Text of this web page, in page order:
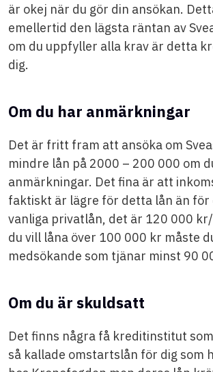
är okej när du gör din ansökan.
emellertid den lägsta räntan av
om du uppfyller alla krav är detta
dig.
Om du har anmärkningar
Det är fritt fram att ansöka om
mindre lån på 2000 – 200 000 om
anmärkningar. Det fina är att
faktiskt är lägre för detta lån än för
vanliga privatlån, det är 120 000
du vill låna över 100 000 kr måste
medsökande som tjänar minst 90
Om du är skuldsatt
Det finns några få kreditinstitut
så kallade omstartslån för dig som